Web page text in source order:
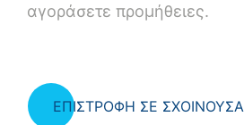
αγοράσετε προμήθειες.
ΕΠΙΣΤΡΟΦΗ ΣΕ ΣΧΟΙΝΟΥΣΑ